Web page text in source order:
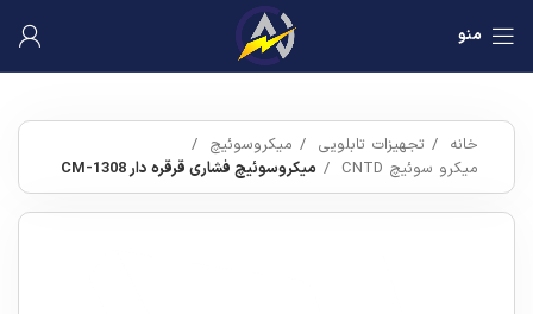
منو
خانه تجهیزات تابلویی
میکروسوئیچ
میکرو سوئیچ CNTD
میکروسوئیچ فشاری قرقره دار CM-1308